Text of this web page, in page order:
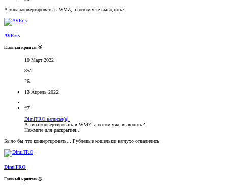
А типа конвертировать в WMZ, а потом уже выводить?
AVEris
Главный криптан🥉
10 Март 2022
851
26
13 Апрель 2022
#7
DimiTRO написал(а):
А типа конвертировать в WMZ, а потом уже выводить?
Нажмите для раскрытия...
Было бы что конвертировать... Рублевые кошельки наглухо отвалились
DimiTRO
Главный криптан🥇